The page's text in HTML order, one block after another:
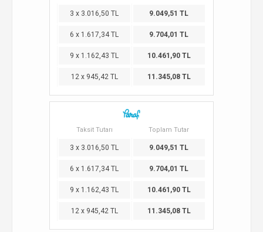
3 x 3.016,50 TL 9.049,51 TL
6 x 1.617,34 TL 9.704,01 TL
9 x 1.162,43 TL 10.461,90 TL
12 x 945,42 TL 11.345,08 TL
Taksit Tutarı Toplam Tutar
3 x 3.016,50 TL 9.049,51 TL
6 x 1.617,34 TL 9.704,01 TL
9 x 1.162,43 TL 10.461,90 TL
12 x 945,42 TL 11.345,08 TL